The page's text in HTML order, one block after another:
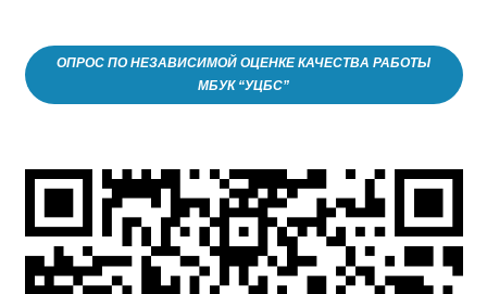
ОПРОС ПО НЕЗАВИСИМОЙ ОЦЕНКЕ КАЧЕСТВА РАБОТЫ
МБУК “УЦБС”